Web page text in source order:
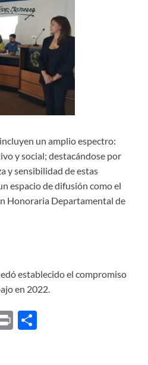
un amplio espectro:
y social; destacándose por
y sensibilidad de estas
espacio de difusión como el
Honoraria Departamental de
establecido el compromiso
en 2022.
P